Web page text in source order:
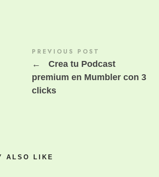
PREVIOUS POST
←
Crea tu Podcast
premium en Mumbler con 3
clicks
ALSO LIKE